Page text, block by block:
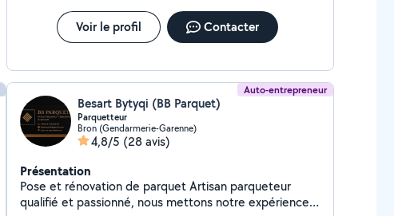
Voir le profil Contacter
Auto-entrepreneur
Besart Bytyqi (BB Parquet)
Parquetteur
Bron (Gendarmerie-Garenne)
4,8/5 (28 avis)
Présentation
Pose et rénovation de parquet Artisan parqueteur
qualifié et passionné, nous mettons notre expérience à